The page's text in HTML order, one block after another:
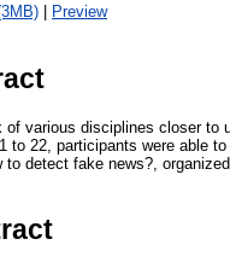
| Preview
of various disciplines closer
to 22, participants were able
to detect fake news?,